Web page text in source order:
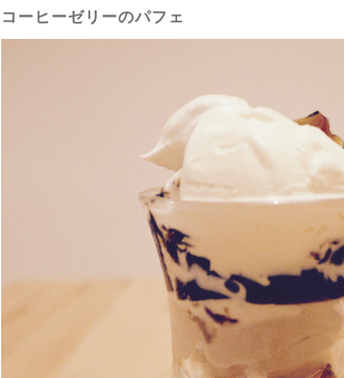
コーヒーゼリーのパフェ